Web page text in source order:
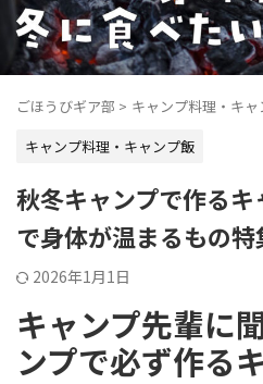
ごほうびギア部 > キャンプ料理・キ
キャンプ料理・キャンプ飯
秋冬キャンプで作る
で身体が温まるもの特
2026年1月1日
キャンプ先輩に
ンプで必ず作る